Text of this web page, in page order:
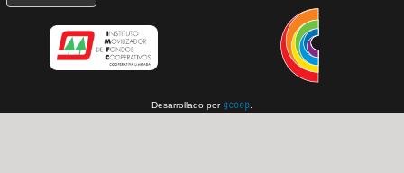
Desarrollado por gcoop